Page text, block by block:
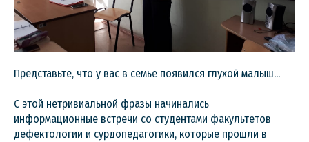
Представьте, что у вас в семье появился глухой малыш...
С этой нетривиальной фразы начинались
информационные встречи со студентами факультетов
дефектологии и сурдопедагогики, которые прошли в